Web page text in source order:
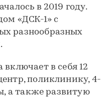
в 2019 году.
«ДСК-1» с
разнообразных
в себя 12
поликлинику, 4-
а также развитую